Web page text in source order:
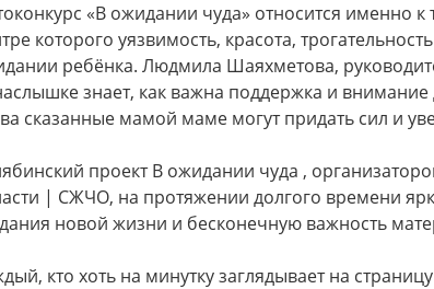
«В ожидании чуда» относится именно
которого уязвимость, красота,
ребёнка. Людмила Шаяхметова,
знает, как важна поддержка и
сказанные мамой маме могут придать сил и
проект В ожидании чуда ,
| СЖЧО, на протяжении долгого времени
новой жизни и бесконечную важность
кто хоть на минутку заглядывает на